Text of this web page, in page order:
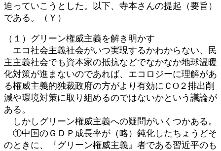
迫っていこうとした。以下、寺本さんの提起（要旨）
である。（Ｙ）
（１）グリーン権威主義を解き明かす
エコ社会主義社会がいつ実現するかわからない、民
主主義社会でも資本家の抵抗などでなかなか地球温暖
化対策が進まないのであれば、エコロジーに理解があ
る権威主義的独裁政府の方がより有効にＣО２排出削
減や環境対策に取り組めるのではないかという議論が
ある。
しかしグリーン権威主義への疑問がいくつかある。
①中国のＧＤＰ成長率が（略）鈍化したちょうどそ
のときに、『グリーン権威主義』者である習近平のも